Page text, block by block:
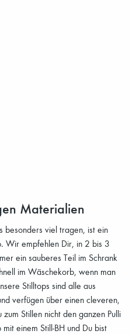
Materialien
besonders viel tragen, ist ein
Wir empfehlen Dir, in 2 bis 3
ein sauberes Teil im Schrank
im Wäschekorb, wenn man
Stilltops sind alle aus
verfügen über einen cleveren,
Stillen nicht den ganzen Pulli
einem Still-BH und Du bist